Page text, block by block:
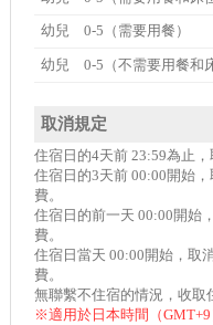
幼兒 0-5（需要用餐）
幼兒 0-5（不需要用餐和
取消規定
住宿日的4天前 23:59為止，
住宿日的3天前 00:00開始
費。
住宿日的前一天 00:00開始
費。
住宿日當天 00:00開始，取
費。
無聯繫不住宿的情況，收取
※適用於日本時間（GMT+9